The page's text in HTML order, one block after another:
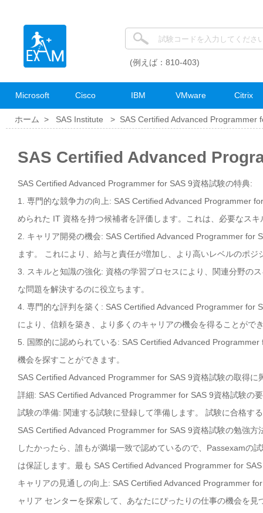
(例えば：810-403)
Microsoft Cisco IBM VMware Citrix
ホーム > SAS Institute > SAS Certified Advanced Programmer
SAS Certified Advanced
SAS Certified Advanced Programmer for SAS 9資格試験の特典:
1. 専門的な競争力の向上: SAS Certified Advanced Programmer
められた IT 資格を持つ候補者を評価します。これは、必要なス
2. キャリア開発の機会: SAS Certified Advanced Programmer for
ます。 これにより、給与と責任が増加し、より高いレベルのポ
3. スキルと知識の強化: 資格の学習プロセスにより、関連分野の
な問題を解決するのに役立ちます。
4. 専門的な評判を築く: SAS Certified Advanced Programmer for
により、信頼を築き、より多くのキャリアの機会を得ることがで
5. 国際的に認められている: SAS Certified Advanced
機会を探すことができます。
SAS Certified Advanced Programmer for SAS 9資格試験の取得
詳細: SAS Certified Advanced Programmer for SAS 9資格試験の
試験の準備: 関連する試験に登録して準備します。 試験に合格す
SAS Certified Advanced Programmer for SAS 9資格試験の勉強
したかったら、誰もが満場一致で認めているので、Passexamの
は保証します。最も SAS Certified Advanced Programmer for
キャリアの見通しの向上: SAS Certified Advanced Programmer
ャリア センターを探索して、あなたにぴったりの仕事の機会を見